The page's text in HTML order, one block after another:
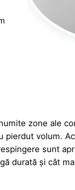
zone ale
volum.
sunt
durată și cât